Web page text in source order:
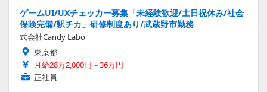
ゲームUI/UXチェッカー募集「未経験歓迎/土日祝休み/社会
保険完備/駅チカ」研修制度あり/武蔵野市勤務
式会社Candy Labo
東京都
月給28万2,000円～36万円
正社員